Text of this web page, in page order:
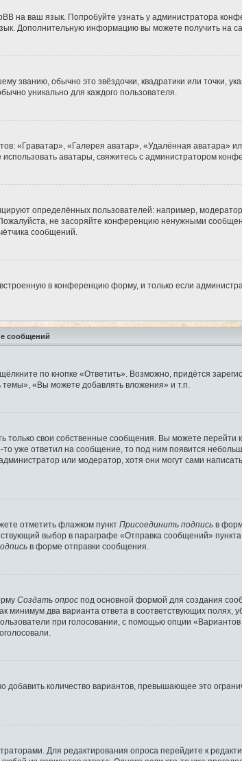
на ваш язык. Попробуйте узнать у администратора
Дополнительную информацию вы можете получить на
званию, обычно это звёздочки, квадратики или точки,
уникально для каждого пользователя.
«Граватар», «Галерея аватар», «Удалённая аватара»
аватары, свяжитесь с администратором
определённых пользователей: например,
не засоряйте конференцию ненужными
сообщений.
в конференцию форму, и только если
сообщений
по кнопке «Ответить». Возможно, придётся
«Вы можете добавлять вложения» и т.п.
свои собственные сообщения. Вы можете перейти
уже ответил на сообщение, то под ним появится
или модератор, хотя они могут сами
отметить флажком пункт Присоединить подпись в
выбор в параграфе «Отправка сообщений»
в форме отправки сообщения.
Создать опрос под основной формой для создания
два варианта ответа в соответствующих полях,
при голосовании, с помощью опции
количество вариантов, превышающее это
Для редактирования опроса перейдите к